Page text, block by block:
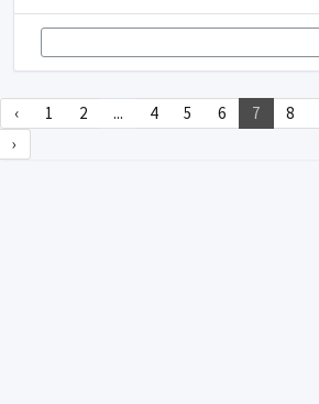
‹ 1 2 ... 4 5 6 7 8
›